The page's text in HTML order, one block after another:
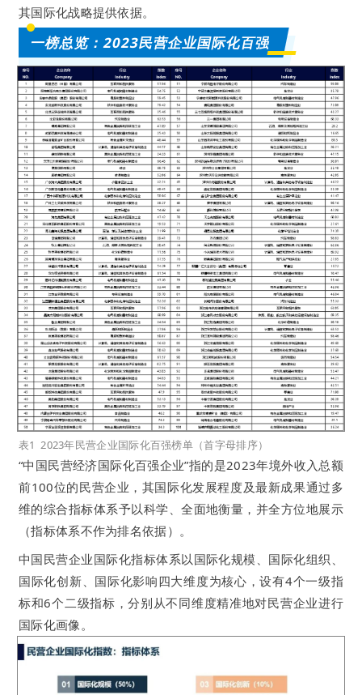
其国际化战略提供依据。
一榜总览：2023民营企业国际化百强
表1 2023年民营企业国际化百强榜单（首字母排序）
“中国民营经济国际化百强企业”指的是2023年境外收入总额
前100位的民营企业，其国际化发展程度及最新成果通过多
维的综合指标体系予以科学、全面地衡量，并全方位地展示
（指标体系不作为排名依据）。
中国民营企业国际化指标体系以国际化规模、国际化组织、
国际化创新、国际化影响四大维度为核心，设有4个一级指
标和6个二级指标，分别从不同维度精准地对民营企业进行
国际化画像。